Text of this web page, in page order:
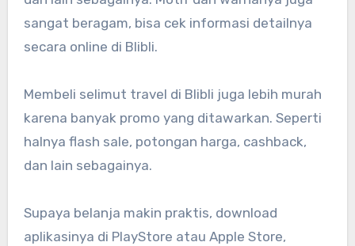
sangat beragam, bisa cek informasi detailnya
secara online di Blibli.
Membeli selimut travel di Blibli juga lebih murah
karena banyak promo yang ditawarkan. Seperti
halnya flash sale, potongan harga, cashback,
dan lain sebagainya.
Supaya belanja makin praktis, download
aplikasinya di PlayStore atau Apple Store,